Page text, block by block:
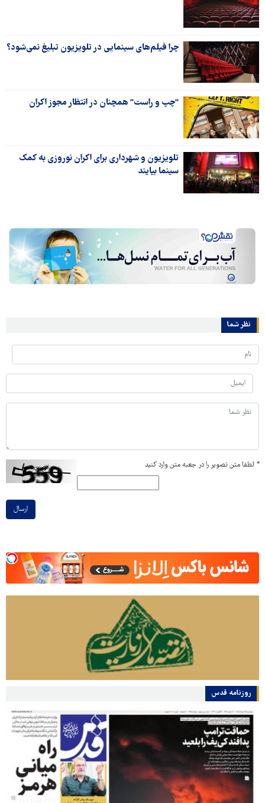
چرا فیلم‌های سینمایی در تلویزیون تبلیغ نمی‌شود؟
"چپ و راست" همچنان در انتظار مجوز اکران
تلویزیون و شهرداری برای اکران نوروزی به کمک
سینما بیایند
نظر شما
* لطفا متن تصویر را در جعبه متن وارد کنید
ارسال
روزنامه قدس